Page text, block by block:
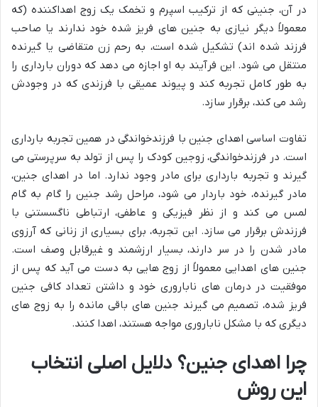
در آن، جنینی که از ترکیب اسپرم و تخمک یک زوج اهداکننده (که
معمولاً دیگر نیازی به جنین های فریز شده خود ندارند یا صاحب
فرزند شده اند) تشکیل شده است، به رحم زن متقاضی یا گیرنده
منتقل می شود. این فرآیند به او اجازه می دهد که دوران بارداری را
به طور کامل تجربه کند و پیوند عمیقی با فرزندی که در وجودش
رشد می کند، برقرار سازد.
تفاوت اساسی اهدای جنین با فرزندخواندگی در همین تجربه بارداری
است. در فرزندخواندگی، زوجین کودک را پس از تولد به سرپرستی می
گیرند و تجربه بارداری برای مادر وجود ندارد. اما در اهدای جنین،
مادر گیرنده، خود باردار می شود، مراحل رشد جنین را گام به گام
لمس می کند و از نظر فیزیکی و عاطفی، ارتباطی ناگسستنی با
فرزندش برقرار می سازد. این تجربه، برای بسیاری از زنانی که آرزوی
مادر شدن را در سر دارند، بسیار ارزشمند و غیرقابل وصف است.
جنین های اهدایی معمولاً از زوج هایی به دست می آید که پس از
موفقیت در درمان های ناباروری خود و داشتن تعداد کافی جنین
فریز شده، تصمیم می گیرند جنین های باقی مانده را به زوج های
دیگری که با مشکل ناباروری مواجه هستند، اهدا کنند.
چرا اهدای جنین؟ دلایل اصلی انتخاب
این روش